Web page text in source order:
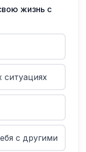
жизнь с
ситуациях
с другими